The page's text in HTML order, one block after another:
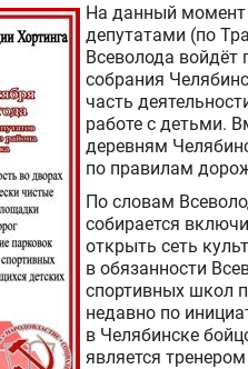
На данный момент
депутатами (по
Всеволода
собрания
часть
работе с детьми.
деревням
по правилам
По словам
собирается
открыть сеть
в обязанности
спортивных школ
недавно по
в Челябинске
является